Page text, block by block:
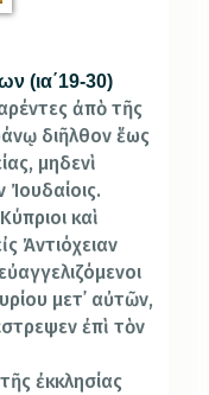
(ια΄19-30)
ἀπὸ τῆς
διῆλθον ἕως
μηδενὶ
καὶ
Ἀντιόχειαν
μετ᾿ αὐτῶν,
ἐπὶ τὸν
ἐκκλησίας